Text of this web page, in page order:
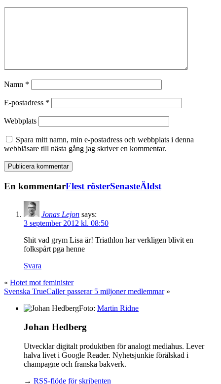
Namn *
E-postadress *
Webbplats
Spara mitt namn, min e-postadress och webbplats i denna
webbläsare till nästa gång jag skriver en kommentar.
En kommentarFlest rösterSenasteÄldst
Jonas Lejon says:
3 september 2012 kl. 08:50
Shit vad grym Lisa är! Triathlon har verkligen blivit en
folkspårt pga henne
Svara
« Hotet mot feminister
Svenska TrueCaller passerar 5 miljoner medlemmar»
Foto: Martin Ridne
Johan Hedberg
Utvecklar digitalt produktben för analogt mediahus. Lever
halva livet i Google Reader. Nyhetsjunkie förälskad i
champagne och franska bakverk.
→ RSS-flöde för skribenten